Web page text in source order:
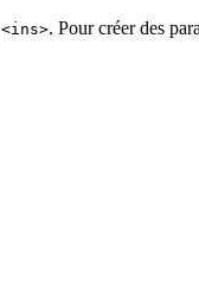
<ins>. Pour créer des